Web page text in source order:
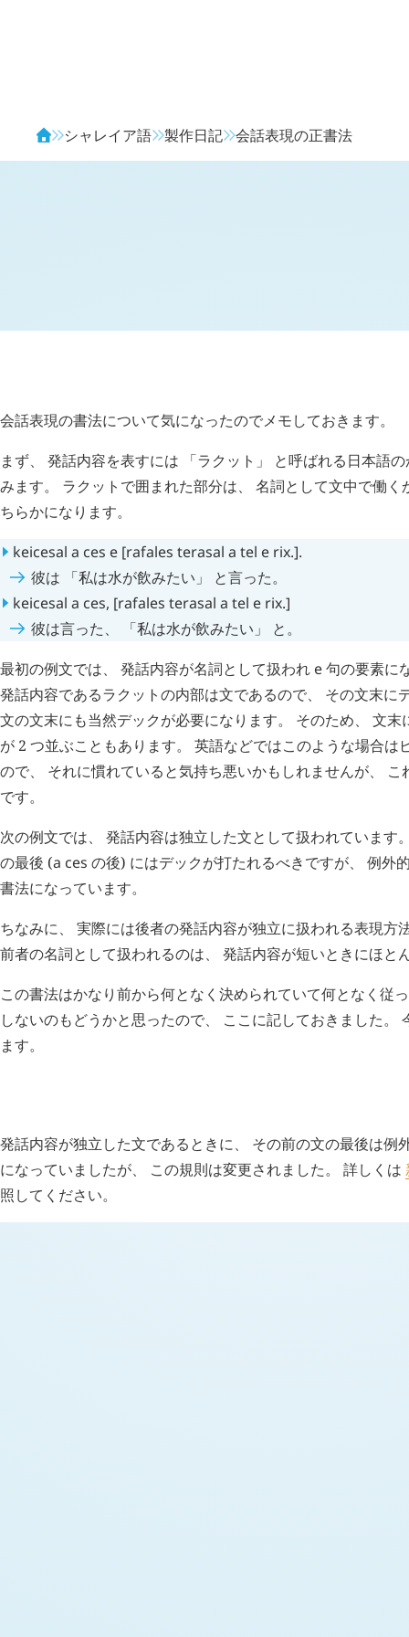
シャレイア語 製作日記 会話表現の正書法
会話表現の書法について気になったのでメモしておきます。
まず、 発話内容を表すには 「ラクット」 と呼ばれる日本語
みます。 ラクットで囲まれた部分は、 名詞として文中で働
ちらかになります。
keicesal a ces e [rafales terasal a tel e rix.].
彼は 「私は水が飲みたい」 と言った。
keicesal a ces, [rafales terasal a tel e rix.]
彼は言った、 「私は水が飲みたい」 と。
最初の例文では、 発話内容が名詞として扱われ e句の要素に
発話内容であるラクットの内部は文であるので、 その文末に
文の文末にも当然デックが必要になります。 そのため、 文
が 2 つ並ぶこともあります。 英語などではこのような場合は
ので、 それに慣れていると気持ち悪いかもしれませんが、
です。
次の例文では、 発話内容は独立した文として扱われています
の最後 (a ces の後) にはデックが打たれるべきですが、 例外
書法になっています。
ちなみに、 実際には後者の発話内容が独立に扱われる表現方
前者の名詞として扱われるのは、 発話内容が短いときにほと
この書法はかなり前から何となく決められていて何となく従
しないのもどうかと思ったので、 ここに記しておきました。
ます。
発話内容が独立した文であるときに、 その前の文の最後は例
になっていましたが、 この規則は変更されました。 詳しくは
照してください。